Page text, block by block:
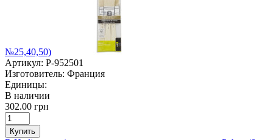
№25,40,50)
Артикул: P-952501
Изготовитель: Франция
Единицы:
В наличии
302.00 грн
Купить